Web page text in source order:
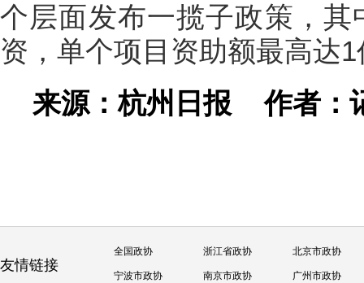
个层面发布一揽子政策，其
资，单个项目资助额最高达1
来源：杭州日报作者：
友情链接
全国政协 浙江省政协 北京市政协
宁波市政协 南京市政协 广州市政协